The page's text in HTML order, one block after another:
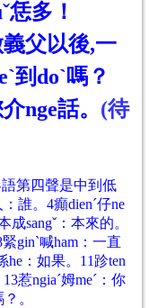
恁多！
父以後,一
到doˋ嗎？
nge話。 (待
第四聲是中到低
誰。4癲dienˊ仔ne
sangˇ：本來的。
ginˋ喊ham：一直
he：如果。11跈ten
惹ngiaˊ姆meˊ：你
。